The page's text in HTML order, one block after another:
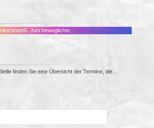
Juni beweglicher...
finden Sie eine Übersicht der Termine, die...